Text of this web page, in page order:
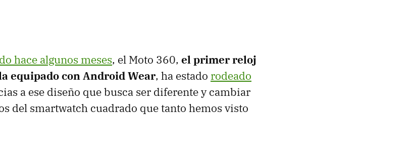
hace algunos meses, el Moto 360, el primer reloj
equipado con Android Wear, ha estado rodeado
a ese diseño que busca ser diferente y cambiar
del smartwatch cuadrado que tanto hemos visto